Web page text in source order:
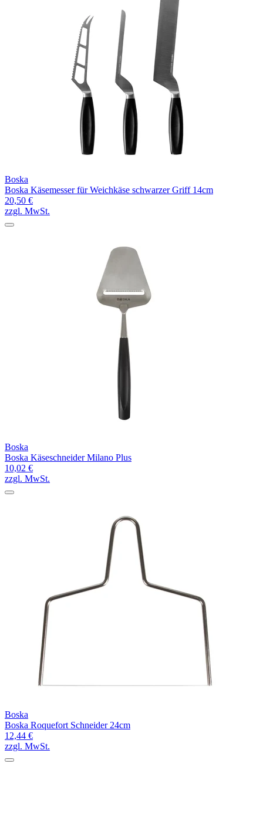
Boska
Boska Käsemesser für Weichkäse schwarzer Griff 14cm
20,50 €
zzgl. MwSt.
Boska
Boska Käseschneider Milano Plus
10,02 €
zzgl. MwSt.
Boska
Boska Roquefort Schneider 24cm
12,44 €
zzgl. MwSt.